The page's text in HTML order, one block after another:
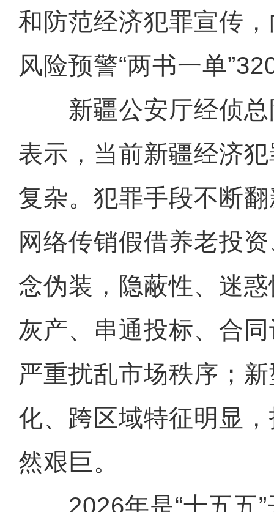
和防范经济犯罪宣传
风险预警“两书一单
新疆公安厅经侦总
表示，当前新疆经济
复杂。犯罪手段不断
网络传销假借养老投
念伪装，隐蔽性、迷
灰产、串通投标、合
严重扰乱市场秩序；
化、跨区域特征明显
然艰巨。
2026年是“十五五”